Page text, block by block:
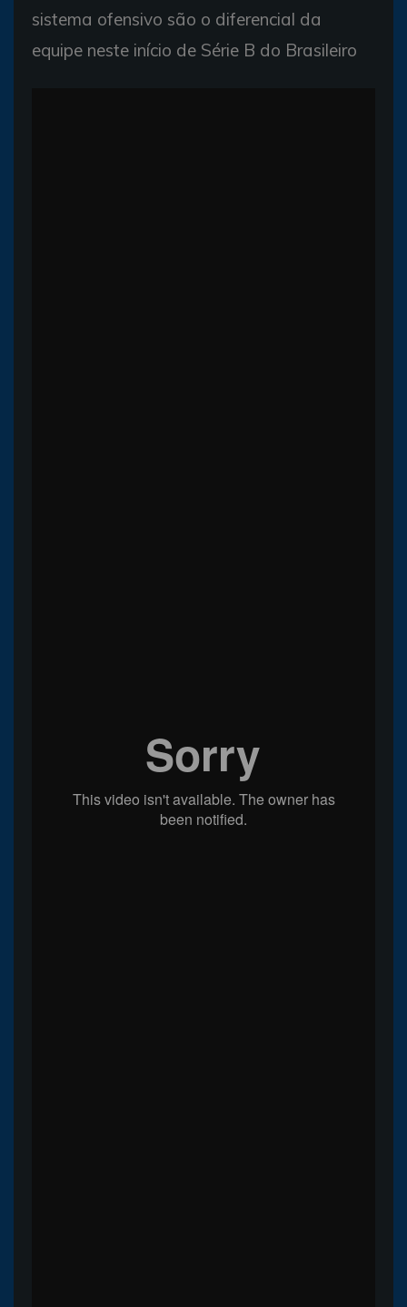
sistema ofensivo são o diferencial da
equipe neste início de Série B do Brasileiro